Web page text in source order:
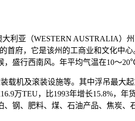
利亚（WESTERN AUSTRALIA）
首府，它是该州的工商业和文化中
盛行西南风。年平均气温在10～
机及滚装设施等。其中浮吊最大
万TEU，比1993年增长15.8%，
钢、肥料、煤、石油产品、焦炭